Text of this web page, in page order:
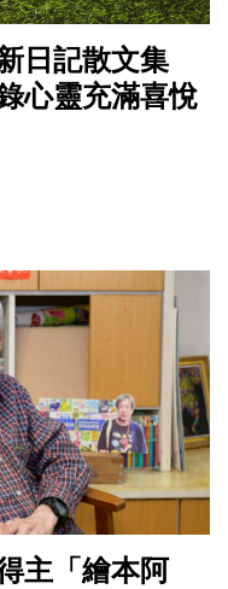
日記散文集
心靈充滿喜悅
主「繪本阿